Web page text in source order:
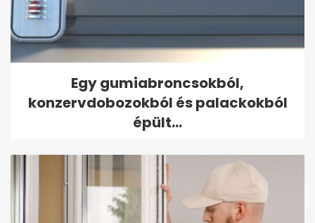
Egy gumiabroncsokból,
konzervdobozokból és palackokból
épült...